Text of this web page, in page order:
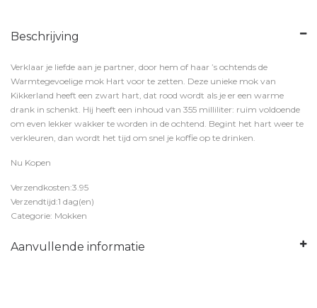
Beschrijving
Verklaar je liefde aan je partner, door hem of haar ’s ochtends de
Warmtegevoelige mok Hart voor te zetten. Deze unieke mok van
Kikkerland heeft een zwart hart, dat rood wordt als je er een warme
drank in schenkt. Hij heeft een inhoud van 355 milliliter: ruim voldoende
om even lekker wakker te worden in de ochtend. Begint het hart weer te
verkleuren, dan wordt het tijd om snel je koffie op te drinken.
Nu Kopen
Verzendkosten:3.95
Verzendtijd:1 dag(en)
Categorie: Mokken
Aanvullende informatie